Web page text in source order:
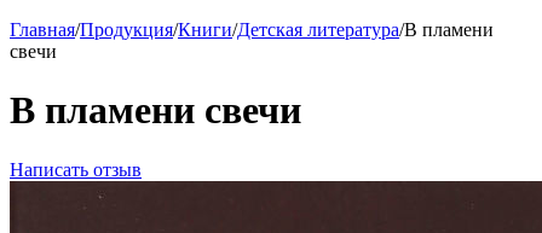
Главная/Продукция/Книги/Детская литература/В пламени
свечи
В пламени свечи
Написать отзыв